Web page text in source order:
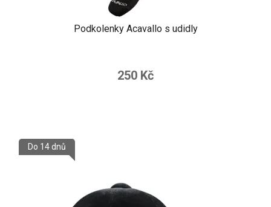
Podkolenky Acavallo s udidly
250 Kč
Do 14 dnů